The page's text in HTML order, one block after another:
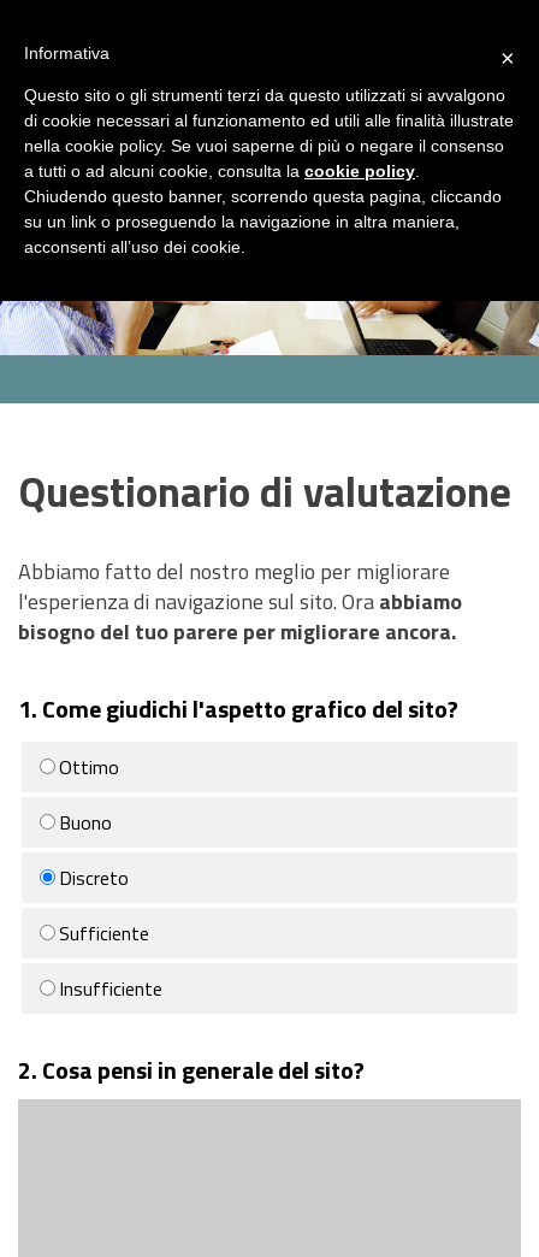
MENU
Servizi Rassegna Stampa Contatti
Questionario di valutazione
Abbiamo fatto del nostro meglio per migliorare
l'esperienza di navigazione sul sito. Oraabbiamo
bisogno del tuo parere per migliorare ancora.
1. Come giudichi l'aspetto grafico del sito?
Ottimo
Buono
Discreto
Sufficiente
Insufficiente
2. Cosa pensi in generale del sito?
CHI
SIAMO
SERVIZI
Servizio
Sociale
Centro
per
famiglie
Strutture
per
Sportello
assistenti
CONCORSI
GARE
Concorsi
gare
Concorsi
gare
TRASPARENTE
Cos'è
PNRR
Progetti
Allegati
EVENTI
CONTATTI
×
Informativa
Questo sito o gli strumenti terzi da questo utilizzati si avvalgono
di cookie necessari al funzionamento ed utili alle finalità illustrate
nella cookie policy. Se vuoi saperne di più o negare il consenso
a tutti o ad alcuni cookie, consulta la cookie policy
Chiudendo questo banner, scorrendo questa pagina, cliccando
su un link o proseguendo la navigazione in altra maniera,
acconsenti all’uso dei cookie.